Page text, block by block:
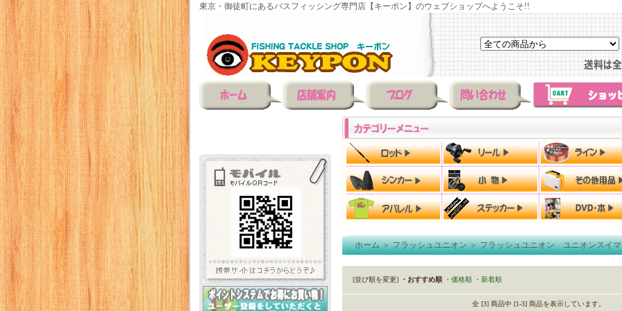
東京・御徒町にあるバスフィッシング専門店【キーポン】のウェブショップへようこそ!!
ホーム＞フラッシュユニオン＞フラッシュユニオン ユニオンスイ
[並び順を変更] ・おすすめ順 ・価格順 ・新着順
全 [3] 商品中 [1-3] 商品を表示しています。